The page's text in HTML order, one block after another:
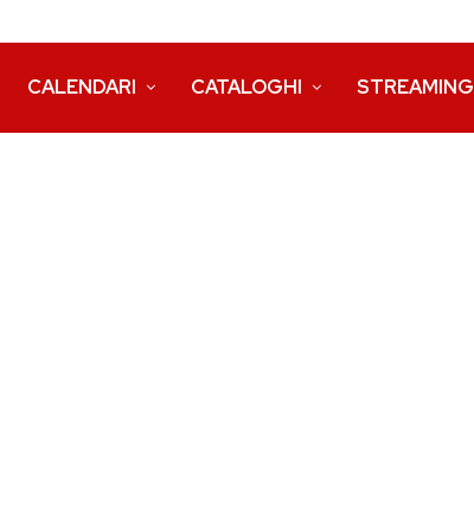
CALENDARI CATALOGHI STREAMING